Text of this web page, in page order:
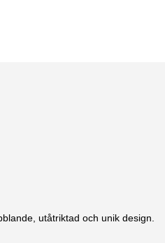
utåtriktad och unik design.